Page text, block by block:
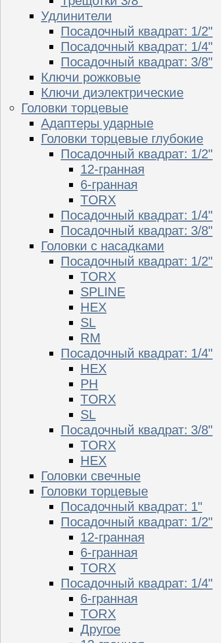
Удлинители
Посадочный квадрат: 1/2"
Посадочный квадрат: 1/4"
Посадочный квадрат: 3/8"
Ключи рожковые
Ключи диэлектрические
Головки торцевые
Адаптеры ударные
Головки торцевые глубокие
Посадочный квадрат: 1/2"
12-гранная
6-гранная
TORX
Посадочный квадрат: 1/4"
Посадочный квадрат: 3/8"
Головки с насадками
Посадочный квадрат: 1/2"
TORX
SPLINE
HEX
SL
RM
Посадочный квадрат: 1/4"
HEX
PH
TORX
SL
Посадочный квадрат: 3/8"
TORX
HEX
Головки свечные
Головки торцевые
Посадочный квадрат: 1"
Посадочный квадрат: 1/2"
12-гранная
6-гранная
TORX
Посадочный квадрат: 1/4"
6-гранная
TORX
Другое